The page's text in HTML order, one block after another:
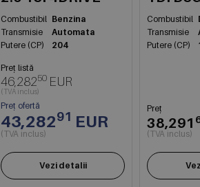
Combustibil Benzina
Transmisie
Automata
Putere (CP)
204
Preț listă
46,28250 EUR
(TVA inclus)
Preț ofertă
43,28291 EUR
(TVA inclus)
Vezi detalii
Combustibil
Transmisie
Putere (CP)
Preț
38,291
(TVA inclus)